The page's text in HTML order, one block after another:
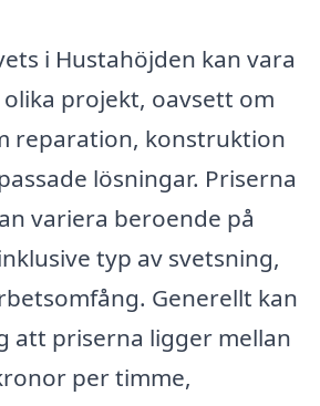
i Hustahöjden kan vara
projekt, oavsett om
reparation, konstruktion
lösningar. Priserna
variera beroende på
typ av svetsning,
Generellt kan
att priserna ligger mellan
per timme,